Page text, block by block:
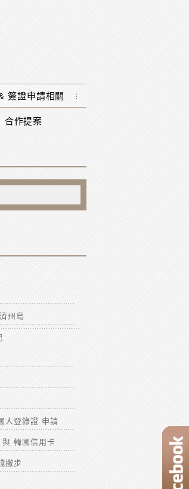
簽證申請相關
合作提案
州島
人登錄證 申請
韓國信用卡
撇步